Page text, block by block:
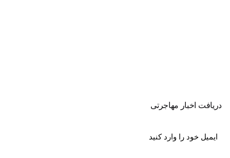
دریافت اخبار مهاجرتی
(Required)